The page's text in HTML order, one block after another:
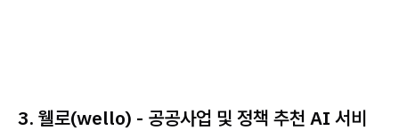
3. 웰로(wello) - 공공사업 및 정책 추천 AI 서비